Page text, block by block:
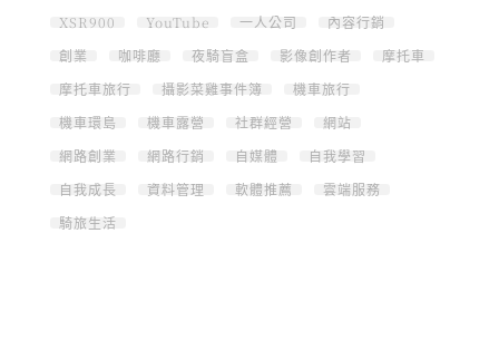
XSR900
YouTube 一人公司
內容行銷
創業
咖啡廳 夜騎盲盒 影像創作者
摩托車
摩托車旅行
攝影菜雞事件簿
機車旅行
機車環島
機車露營 社群經營
網站
網路創業
網路行銷 自媒體
自我學習
自我成長
資料管理 軟體推薦
雲端服務
騎旅生活